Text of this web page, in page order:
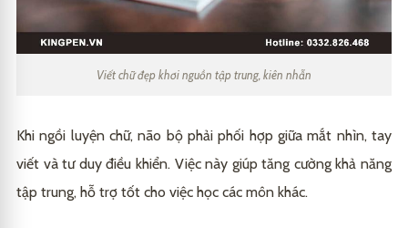
Viết chữ đẹp khơi nguồn tập trung, kiên nhẫn
Khi ngồi luyện chữ, não bộ phải phối hợp giữa mắt nhìn, tay
viết và tư duy điều khiển. Việc này giúp tăng cường khả năng
tập trung, hỗ trợ tốt cho việc học các môn khác.